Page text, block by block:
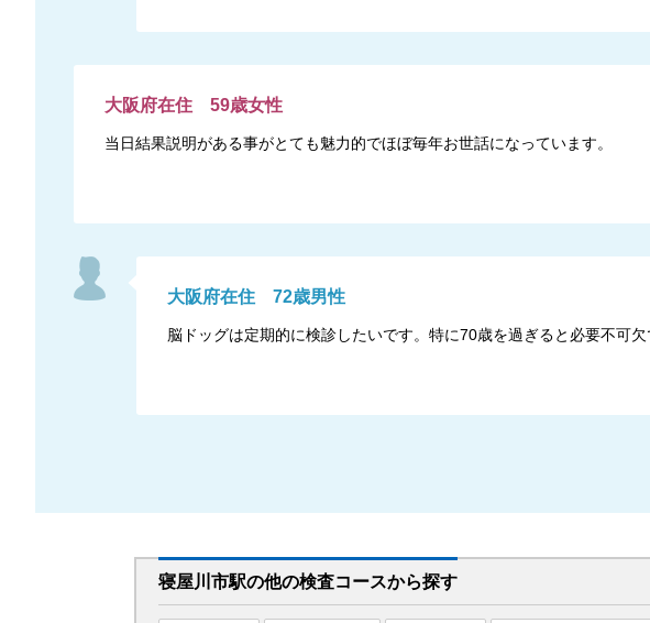
大阪府在住 59歳女性
当日結果説明がある事がとても魅力的でほぼ毎年お世話になっています。
大阪府在住 72歳男性
脳ドッグは定期的に検診したいです。特に70歳を過ぎると必要不可欠
寝屋川市駅の他の検査コースから探す